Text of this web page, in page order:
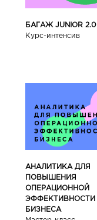
БАГАЖ JUNIOR 2.0
Курс-интенсив
АНАЛИТИКА ДЛЯ
ПОВЫШЕНИЯ
ОПЕРАЦИОННОЙ
ЭФФЕКТИВНОСТИ
БИЗНЕСА